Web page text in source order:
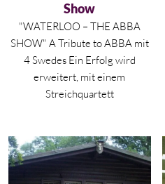
Show
"WATERLOO – THE ABBA
SHOW" A Tribute to ABBA mit
4 Swedes Ein Erfolg wird
erweitert, mit einem
Streichquartett